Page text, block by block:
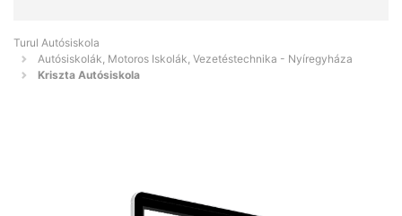
Turul Autósiskola
Autósiskolák, Motoros Iskolák, Vezetéstechnika - Nyíregyháza
Kriszta Autósiskola